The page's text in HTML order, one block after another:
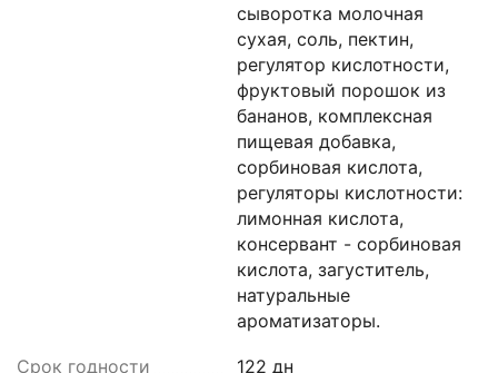
сыворотка молочная
сухая, соль, пектин,
регулятор кислотности,
фруктовый порошок из
бананов, комплексная
пищевая добавка,
сорбиновая кислота,
регуляторы кислотности:
лимонная кислота,
консервант - сорбиновая
кислота, загуститель,
натуральные
ароматизаторы.
Срок годности 122 дн